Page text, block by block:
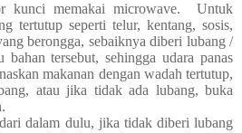
kunci memakai microwave. Untuk
tertutup seperti telur, kentang, sosis,
berongga, sebaiknya diberi lubang /
bahan tersebut, sehingga udara panas
makanan dengan wadah tertutup,
atau jika tidak ada lubang, buka
dalam dulu, jika tidak diberi lubang